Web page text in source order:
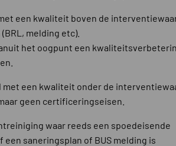
een kwaliteit boven de
melding etc).
het oogpunt een
met een kwaliteit onder de
geen certificeringseisen.
waar reeds een spoedeisende
saneringsplan of BUS melding is